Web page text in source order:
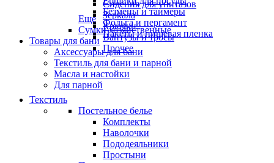
Сидения для унитазов
Зеркала
Крючки
Вантузы и тросы
Прочее
Безмены и таймеры
Фольга и пергамент
Пакеты и пищевая пленка
Еще
Сумки хозяйственные
Товары для бани
Аксессуары для бани
Текстиль для бани и парной
Масла и настойки
Для парной
Текстиль
Постельное белье
Комплекты
Наволочки
Пододеяльники
Простыни